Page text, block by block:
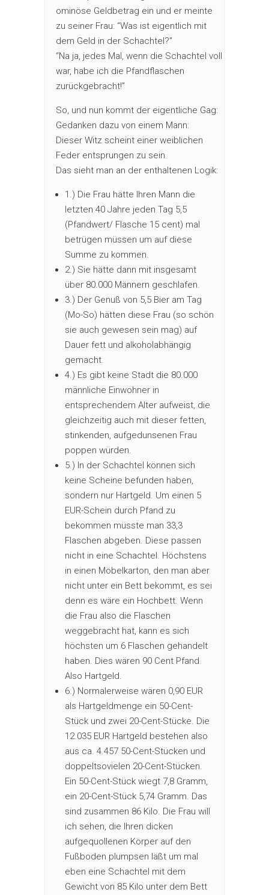
ominöse Geldbetrag ein und er meinte
zu seiner Frau: “Was ist eigentlich mit
dem Geld in der Schachtel?”
“Na ja, jedes Mal, wenn die Schachtel voll
war, habe ich die Pfandflaschen
zurückgebracht!”
So, und nun kommt der eigentliche Gag:
Gedanken dazu von einem Mann:
Dieser Witz scheint einer weiblichen
Feder entsprungen zu sein.
Das sieht man an der enthaltenen Logik:
1.) Die Frau hätte Ihren Mann die
letzten 40 Jahre jeden Tag 5,5
(Pfandwert/ Flasche 15 cent) mal
betrügen müssen um auf diese
Summe zu kommen.
2.) Sie hätte dann mit insgesamt
über 80.000 Männern geschlafen.
3.) Der Genuß von 5,5 Bier am Tag
(Mo-So) hätten diese Frau (so schön
sie auch gewesen sein mag) auf
Dauer fett und alkoholabhängig
gemacht.
4.) Es gibt keine Stadt die 80.000
männliche Einwohner in
entsprechendem Alter aufweist, die
gleichzeitig auch mit dieser fetten,
stinkenden, aufgedunsenen Frau
poppen würden.
5.) In der Schachtel können sich
keine Scheine befunden haben,
sondern nur Hartgeld. Um einen 5
EUR-Schein durch Pfand zu
bekommen müsste man 33,3
Flaschen abgeben. Diese passen
nicht in eine Schachtel. Höchstens
in einen Möbelkarton, den man aber
nicht unter ein Bett bekommt, es sei
denn es wäre ein Hochbett. Wenn
die Frau also die Flaschen
weggebracht hat, kann es sich
höchsten um 6 Flaschen gehandelt
haben. Dies wären 90 Cent Pfand.
Also Hartgeld.
6.) Normalerweise wären 0,90 EUR
als Hartgeldmenge ein 50-Cent-
Stück und zwei 20-Cent-Stücke. Die
12.035 EUR Hartgeld bestehen also
aus ca. 4.457 50-Cent-Stücken und
doppeltsovielen 20-Cent-Stücken.
Ein 50-Cent-Stück wiegt 7,8 Gramm,
ein 20-Cent-Stück 5,74 Gramm. Das
sind zusammen 86 Kilo. Die Frau will
ich sehen, die Ihren dicken
aufgequollenen Körper auf den
Fußboden plumpsen läßt um mal
eben eine Schachtel mit dem
Gewicht von 85 Kilo unter dem Bett